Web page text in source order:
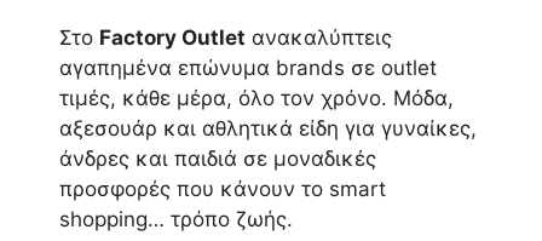
Στο Factory Outlet ανακαλύπτεις
αγαπημένα επώνυμα brands σε outlet
τιμές, κάθε μέρα, όλο τον χρόνο. Μόδα,
αξεσουάρ και αθλητικά είδη για γυναίκες,
άνδρες και παιδιά σε μοναδικές
προσφορές που κάνουν το smart
shopping… τρόπο ζωής.